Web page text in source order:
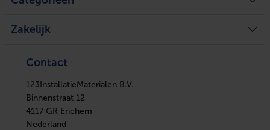
Legplan aanvragen
Zakelijke klant worden
Kennisbank
Mijn tickets
Vergelijk producten
Ventilatie
Installatiemateriaal
Afbouwmaterialen
Zakelijk
Ventilatie
Boilers
Elektra
Installatiemateriaal
Sanitair
Afbouwmaterialen
Contact
123InstallatieMaterialen B.V.
Binnenstraat 12
4117 GR Erichem
Nederland